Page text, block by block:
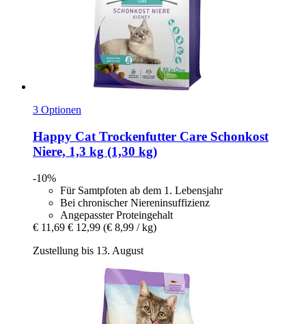
3 Optionen
Happy Cat Trockenfutter Care Schonkost
Niere, 1,3 kg (1,30 kg)
-10%
Für Samtpfoten ab dem 1. Lebensjahr
Bei chronischer Niereninsuffizienz
Angepasster Proteingehalt
€ 11,69 € 12,99 (€ 8,99 / kg)
Zustellung bis 13. August